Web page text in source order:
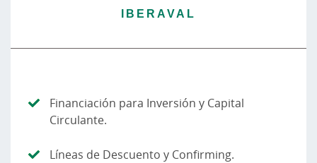
IBERAVAL
Financiación para Inversión y Capital
Circulante.
Líneas de Descuento y Confirming.